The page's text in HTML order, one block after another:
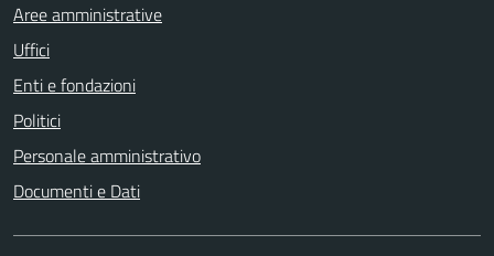
Aree amministrative
Uffici
Enti e fondazioni
Politici
Personale amministrativo
Documenti e Dati